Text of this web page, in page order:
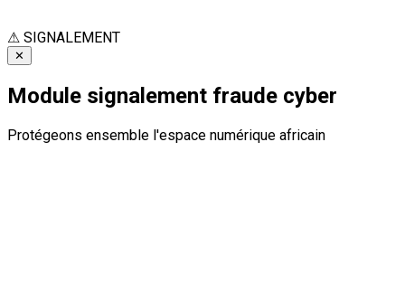
⚠ SIGNALEMENT
✕
Module signalement fraude cyber
Protégeons ensemble l'espace numérique africain